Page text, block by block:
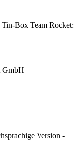
Box Team Rocket:
GmbH
Version -